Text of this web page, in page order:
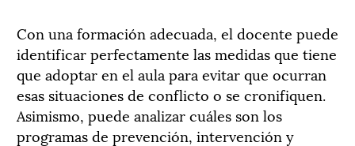
Con una formación adecuada, el docente puede
identificar perfectamente las medidas que tiene
que adoptar en el aula para evitar que ocurran
esas situaciones de conflicto o se cronifiquen.
Asimismo, puede analizar cuáles son los
programas de prevención, intervención y